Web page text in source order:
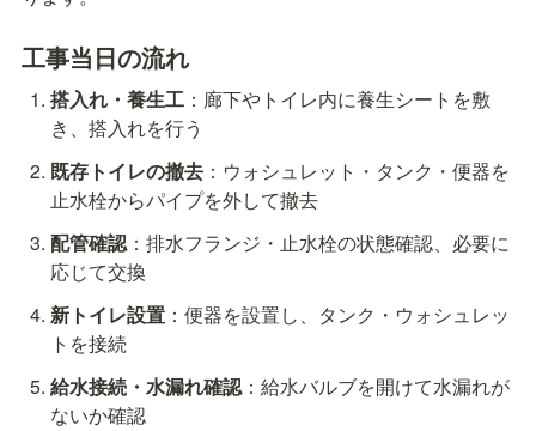
工事当日の流れ
搭入れ・養生工：廊下やトイレ内に養生シートを敷
き、搭入れを行う
既存トイレの撤去：ウォシュレット・タンク・便器を
止水栓からパイプを外して撤去
配管確認：排水フランジ・止水栓の状態確認、必要に
応じて交換
新トイレ設置：便器を設置し、タンク・ウォシュレッ
トを接続
給水接続・水漏れ確認：給水バルブを開けて水漏れが
ないか確認